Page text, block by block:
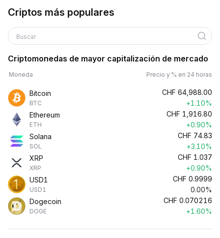
Criptos más populares
Buscar
Criptomonedas de mayor capitalización de mercado
Moneda Precio y % en 24 horas
Bitcoin
BTC
CHF 64,988.00
+1.10%
Ethereum
ETH
CHF 1,916.80
+0.90%
Solana
SOL
CHF 74.83
+3.10%
XRP
XRP
CHF 1.037
+0.90%
USD1
USD1
CHF 0.9999
0.00%
Dogecoin
DOGE
CHF 0.070216
+1.60%